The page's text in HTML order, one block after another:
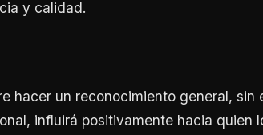
y calidad.
hacer un reconocimiento general, sin
influirá positivamente hacia quien